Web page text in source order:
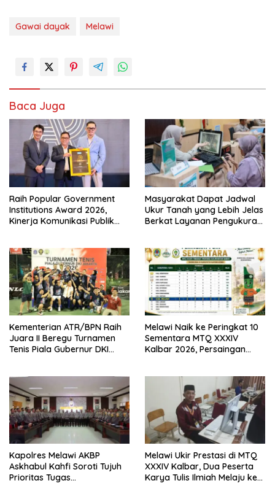
Gawai dayak Melawi
Baca Juga
Raih Popular Government
Institutions Award 2026,
Kinerja Komunikasi Publik
Masyarakat Dapat Jadwal
Ukur Tanah yang Lebih Jelas
Berkat Layanan Pengukuran
Kementerian ATR/BPN Raih
Juara II Beregu Turnamen
Tenis Piala Gubernur DKI
Melawi Naik ke Peringkat 10
Sementara MTQ XXXIV
Kalbar 2026, Persaingan
Kapolres Melawi AKBP
Askhabul Kahfi Soroti Tujuh
Prioritas Tugas
Melawi Ukir Prestasi di MTQ
XXXIV Kalbar, Dua Peserta
Karya Tulis Ilmiah Melaju ke